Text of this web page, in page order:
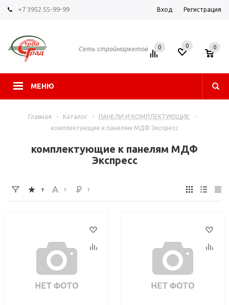
+7 3952 55-99-99 Вход Регистрация
Сеть строймаркетов
МЕНЮ
0 0 0
Главная - Каталог - ПАНЕЛИ И КОМПЛЕКТУЮЩИЕ
-
комплектующие к панелям МДФ Экспресс
комплектующие к панелям МДФ
Экспресс